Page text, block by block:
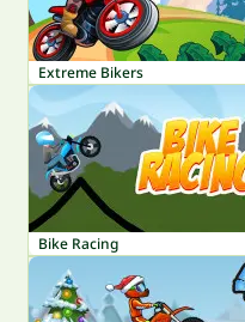
Extreme Bikers
Bike Racing